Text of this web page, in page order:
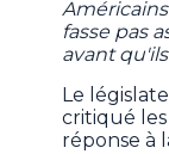
fasse pas
avant
Le
critiqué
réponse à